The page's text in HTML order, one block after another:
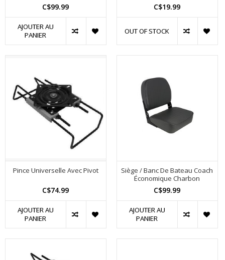
C$99.99
AJOUTER AU
PANIER
C$19.99
OUT OF STOCK
Pince Universelle Avec Pivot
C$74.99
AJOUTER AU
PANIER
Siège / Banc De Bateau Coach
Économique Charbon
C$99.99
AJOUTER AU
PANIER